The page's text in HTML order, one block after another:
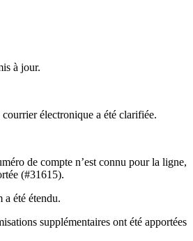
à jour.
électronique a été clarifiée.
de compte n’est connu pour la ligne,
(#31615).
a été étendu.
supplémentaires ont été apportées